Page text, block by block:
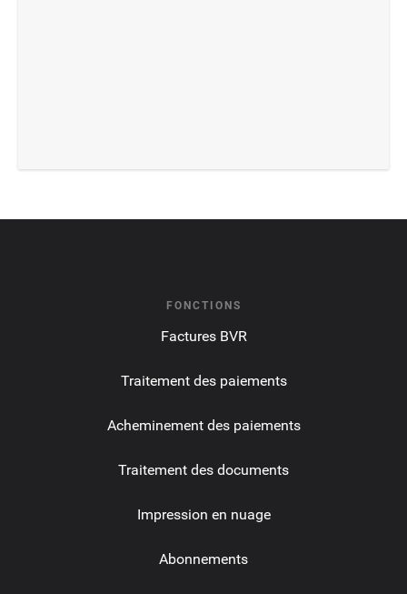
FONCTIONS
Factures BVR
Traitement des paiements
Acheminement des paiements
Traitement des documents
Impression en nuage
Abonnements